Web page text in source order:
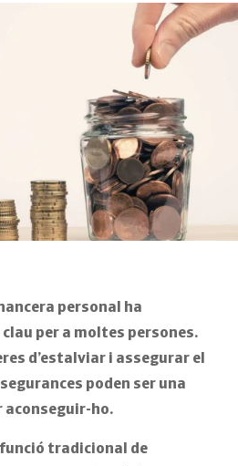
personal ha
per a moltes persones.
d’estalviar i assegurar el
poden ser una
aconseguir-ho.
funció tradicional de